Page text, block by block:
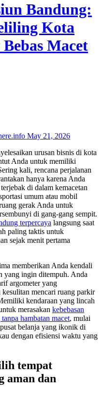
Bandung:
Kota
Macet
May 21, 2026
Anda untuk memiliki
kali, rencana perjalanan
hanya karena Anda
di dalam kemacetan
umum atau mobil
gerak Anda untuk
di gang-gang sempit.
terpercaya langsung saat
paling taktis untuk
sejak menit pertama
memberikan Anda kendali
yang ingin ditempuh. Anda
argometer yang
kesulitan mencari ruang parkir
kendaraan yang lincah
merasakan kebebasan
hambatan macet, mulai
belanja yang ikonik di
dengan efisiensi waktu yang
tempat
aman dan